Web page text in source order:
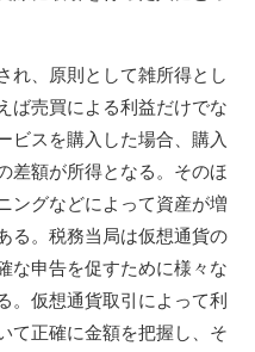
れ、原則として雑所得とし
ば売買による利益だけでな
ビスを購入した場合、購入
差額が所得となる。そのほ
ングなどによって資産が増
る。税務当局は仮想通貨の
な申告を促すために様々な
。仮想通貨取引によって利
て正確に金額を把握し、そ